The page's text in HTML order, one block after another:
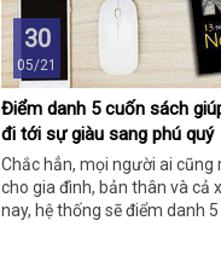
30
05/21
Điểm danh 5 cuốn sách
đi tới sự giàu sang phú quý
Chắc hẳn, mọi người ai
cho gia đình, bản thân và cả
nay, hệ thống sẽ điểm danh